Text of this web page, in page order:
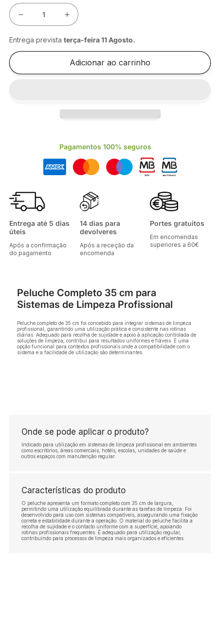
Diminuir
a
quantidade
de
Aumentar
a
quantidade
de
PELUCHE
Entrega prevista terça-feira 11 Agosto.
Adicionar ao carrinho
Pagamentos 100% seguros
Entrega até 5 dias
úteis
Após a confirmação
do pagamento
14 dias para
devolveres
Após a receção da
encomenda
Portes gratuitos
Em encomendas
superiores a 60€
Peluche Completo 35 cm para
Sistemas de Limpeza Profissional
Peluche completo de 35 cm foi concebido para integrar sistemas de limpeza
profissional, garantindo uma utilização prática e consistente nas rotinas
diárias. Adequado para recolha de sujidade e apoio à aplicação controlada de
soluções de limpeza, contribui para resultados uniformes e fiáveis. É uma
opção funcional para contextos profissionais onde a compatibilidade com o
sistema e a facilidade de utilização são determinantes.
Onde se pode aplicar o produto?
Indicado para utilização em sistemas de limpeza profissional em ambientes
como escritórios, áreas comerciais, hotéis, escolas, unidades de saúde e
outros espaços com manutenção regular.
Características do produto
O peluche apresenta um formato completo com 35 cm de largura,
permitindo uma utilização equilibrada durante as tarefas de limpeza. Foi
desenvolvido para uso com sistemas compatíveis, assegurando uma fixação
correta e estabilidade durante a operação. O material do peluche facilita a
recolha de sujidade e o contacto uniforme com a superfície, apoiando
rotinas profissionais frequentes. É adequado para utilização regular,
contribuindo para processos de limpeza mais organizados e eficientes.